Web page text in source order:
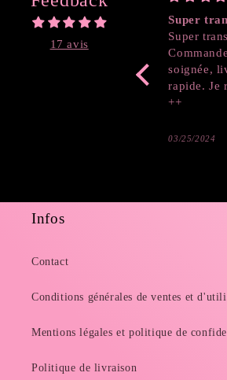
17 avis
Super
Super
soignée,
rapide. Je
++
03/25/2024
Infos
Contact
Conditions générales de ventes et
Mentions légales et politique de
Politique de livraison